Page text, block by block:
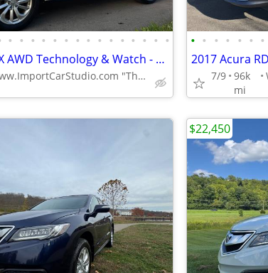
• • • • • • • • • • • • • • •
2018 Acura RDX AWD Technology & Watch - Only 48k Miles, Loaded!!!
www.ImportCarStudio.com "The Honda Specialist"
• • • • • • •
7/9 96k
mi
$22,450